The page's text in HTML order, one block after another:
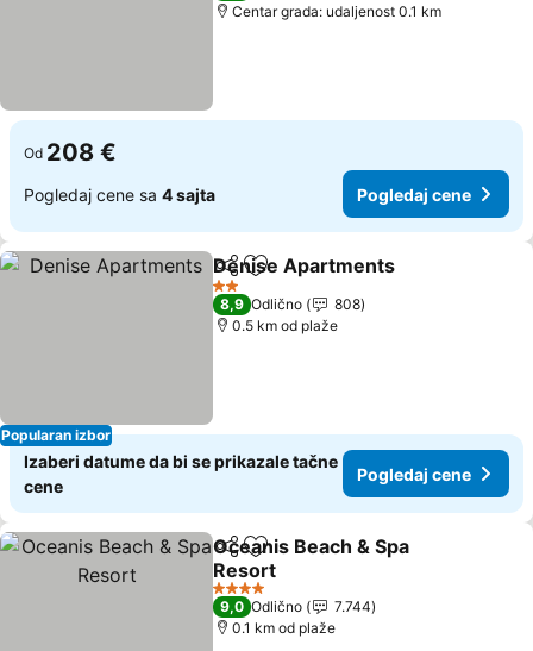
Centar grada: udaljenost 0.1 km
Od 208 €
Pogledaj cene sa 4 sajta Pogledaj cene
Popularan izbor
Deli Dodati u favorite
Denise Apartments
2 Zvezdice
8,9 Odlično
808
0.5 km od plaže
Izaberi datume da bi se prikazale tačne
cene
Pogledaj cene
Deli Dodati u favorite
Oceanis Beach & Spa
Resort
4 Zvezdice
9,0 Odlično
7.744
0.1 km od plaže